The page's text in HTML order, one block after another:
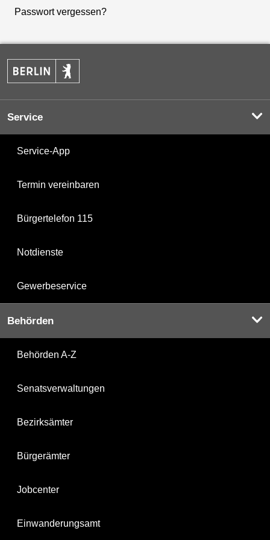
Passwort vergessen?
Service
Service-App
Termin vereinbaren
Bürgertelefon 115
Notdienste
Gewerbeservice
Behörden
Behörden A-Z
Senatsverwaltungen
Bezirksämter
Bürgerämter
Jobcenter
Einwanderungsamt